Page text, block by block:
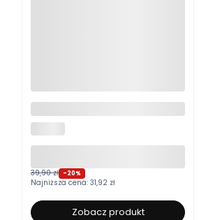
39,90 zł -20%
Najniższa cena: 31,92 zł
Zobacz produkt